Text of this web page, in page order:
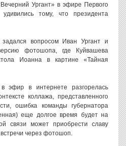
Ургант» в эфире Первого
тому, что президента
вопросом Иван Ургант и
фотошопа, где Куйвашева
Иоанна в картине «Тайная
эфир в интернете разгорелась
коллажа, представленного
ошибка команды губернатора
еще долгое время будет на
связи может приобрести славу
через фотошоп.